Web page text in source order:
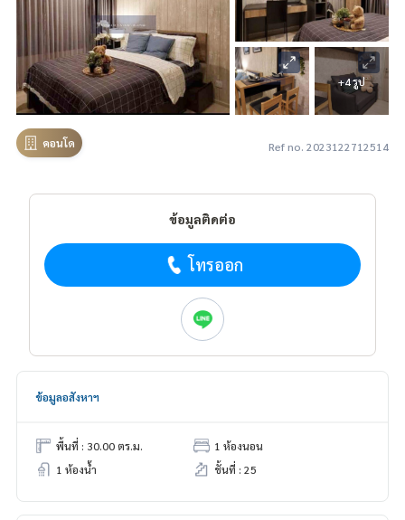
+4 รูป
คอนโด Ref no. 2023122712514
ข้อมูลติดต่อ
โทรออก
ข้อมูลอสังหาฯ
พื้นที่ : 30.00 ตร.ม.
1 ห้องนอน
1 ห้องน้ำ
ชั้นที่ : 25